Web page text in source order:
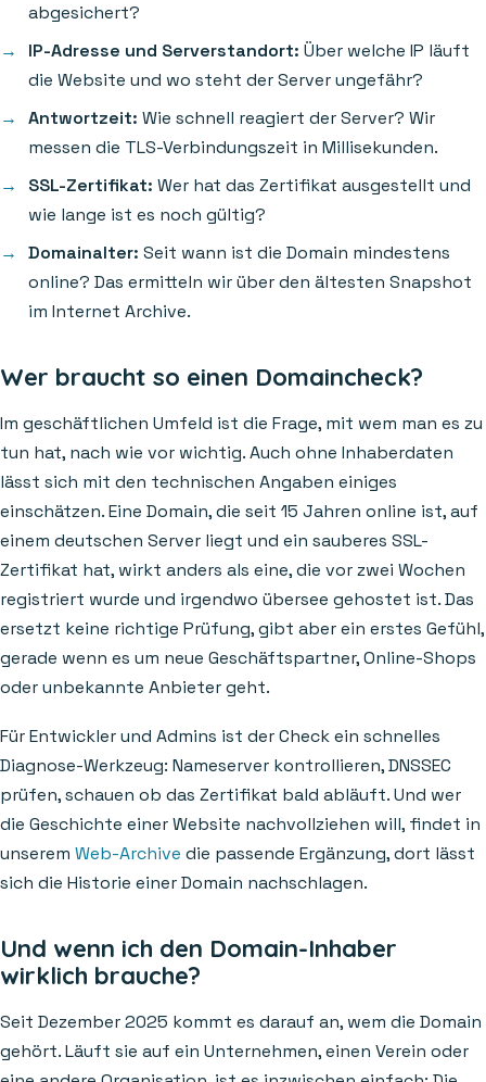
abgesichert?
IP-Adresse und Serverstandort: Über welche IP läuft
die Website und wo steht der Server ungefähr?
Antwortzeit: Wie schnell reagiert der Server? Wir
messen die TLS-Verbindungszeit in Millisekunden.
SSL-Zertifikat: Wer hat das Zertifikat ausgestellt und
wie lange ist es noch gültig?
Domainalter: Seit wann ist die Domain mindestens
online? Das ermitteln wir über den ältesten Snapshot
im Internet Archive.
Wer braucht so einen Domaincheck?
Im geschäftlichen Umfeld ist die Frage, mit wem man es zu
tun hat, nach wie vor wichtig. Auch ohne Inhaberdaten
lässt sich mit den technischen Angaben einiges
einschätzen. Eine Domain, die seit 15 Jahren online ist, auf
einem deutschen Server liegt und ein sauberes SSL-
Zertifikat hat, wirkt anders als eine, die vor zwei Wochen
registriert wurde und irgendwo übersee gehostet ist. Das
ersetzt keine richtige Prüfung, gibt aber ein erstes Gefühl,
gerade wenn es um neue Geschäftspartner, Online-Shops
oder unbekannte Anbieter geht.
Für Entwickler und Admins ist der Check ein schnelles
Diagnose-Werkzeug: Nameserver kontrollieren, DNSSEC
prüfen, schauen ob das Zertifikat bald abläuft. Und wer
die Geschichte einer Website nachvollziehen will, findet in
unserem Web-Archive die passende Ergänzung, dort lässt
sich die Historie einer Domain nachschlagen.
Und wenn ich den Domain-Inhaber
wirklich brauche?
Seit Dezember 2025 kommt es darauf an, wem die Domain
gehört. Läuft sie auf ein Unternehmen, einen Verein oder